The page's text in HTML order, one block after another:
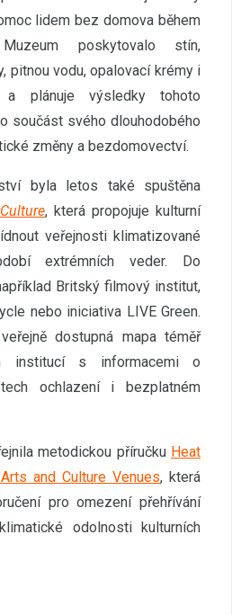
lidem bez domova během
poskytovalo stín,
pitnou vodu, opalovací krémy i
a plánuje výsledky tohoto
součást svého dlouhodobého
změny a bezdomovectví.
byla letos také spuštěna
, která propojuje kulturní
veřejnosti klimatizované
extrémních veder. Do
Britský filmový institut,
nebo iniciativa LIVE Green.
dostupná mapa téměř
institucí s informacemi o
ochlazení i bezplatném
metodickou příručku Heat
and Culture Venues, která
pro omezení přehřívání
odolnosti kulturních